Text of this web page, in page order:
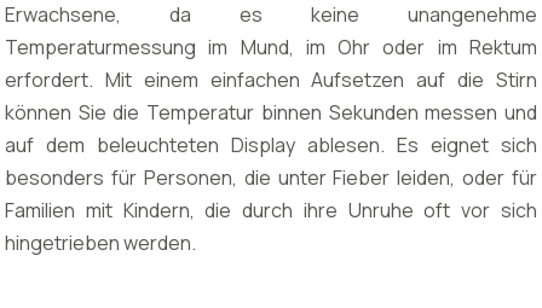
Erwachsene, da es keine unangenehme
Temperaturmessung im Mund, im Ohr oder im Rektum
erfordert. Mit einem einfachen Aufsetzen auf die Stirn
können Sie die Temperatur binnen Sekunden messen und
auf dem beleuchteten Display ablesen. Es eignet sich
besonders für Personen, die unter Fieber leiden, oder für
Familien mit Kindern, die durch ihre Unruhe oft vor sich
hingetrieben werden.